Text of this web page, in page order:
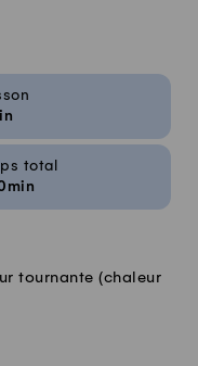
total
tournante (chaleur